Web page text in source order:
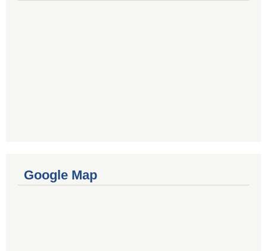
Google Map